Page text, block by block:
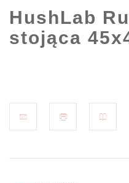
HushLab
stojąca